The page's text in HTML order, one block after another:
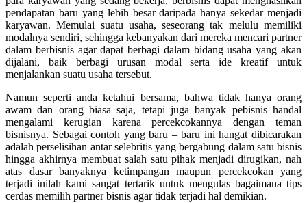
pendapatan baru yang lebih besar daripada hanya sekedar menjadi
karyawan. Memulai suatu usaha, seseorang tak melulu memiliki
modalnya sendiri, sehingga kebanyakan dari mereka mencari partner
dalam berbisnis agar dapat berbagi dalam bidang usaha yang akan
dijalani, baik berbagi urusan modal serta ide kreatif untuk
menjalankan suatu usaha tersebut.
Namun seperti anda ketahui bersama, bahwa tidak hanya orang
awam dan orang biasa saja, tetapi juga banyak pebisnis handal
mengalami kerugian karena percekcokannya dengan teman
bisnisnya. Sebagai contoh yang baru – baru ini hangat dibicarakan
adalah perselisihan antar selebritis yang bergabung dalam satu bisnis
hingga akhirnya membuat salah satu pihak menjadi dirugikan, nah
atas dasar banyaknya ketimpangan maupun percekcokan yang
terjadi inilah kami sangat tertarik untuk mengulas bagaimana tips
cerdas memilih partner bisnis agar tidak terjadi hal demikian.